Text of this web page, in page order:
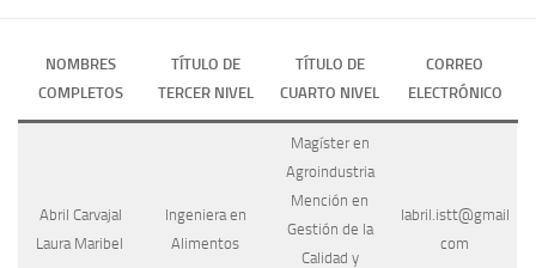
NOMBRES
COMPLETOS
TÍTULO DE
TERCER NIVEL
TÍTULO DE
CUARTO NIVEL
CORREO
ELECTRÓNICO
Abril Carvajal
Laura Maribel
Ingeniera en
Alimentos
Magíster en
Agroindustria
Mención en
Gestión de la
Calidad y
labril.istt@gmail
com